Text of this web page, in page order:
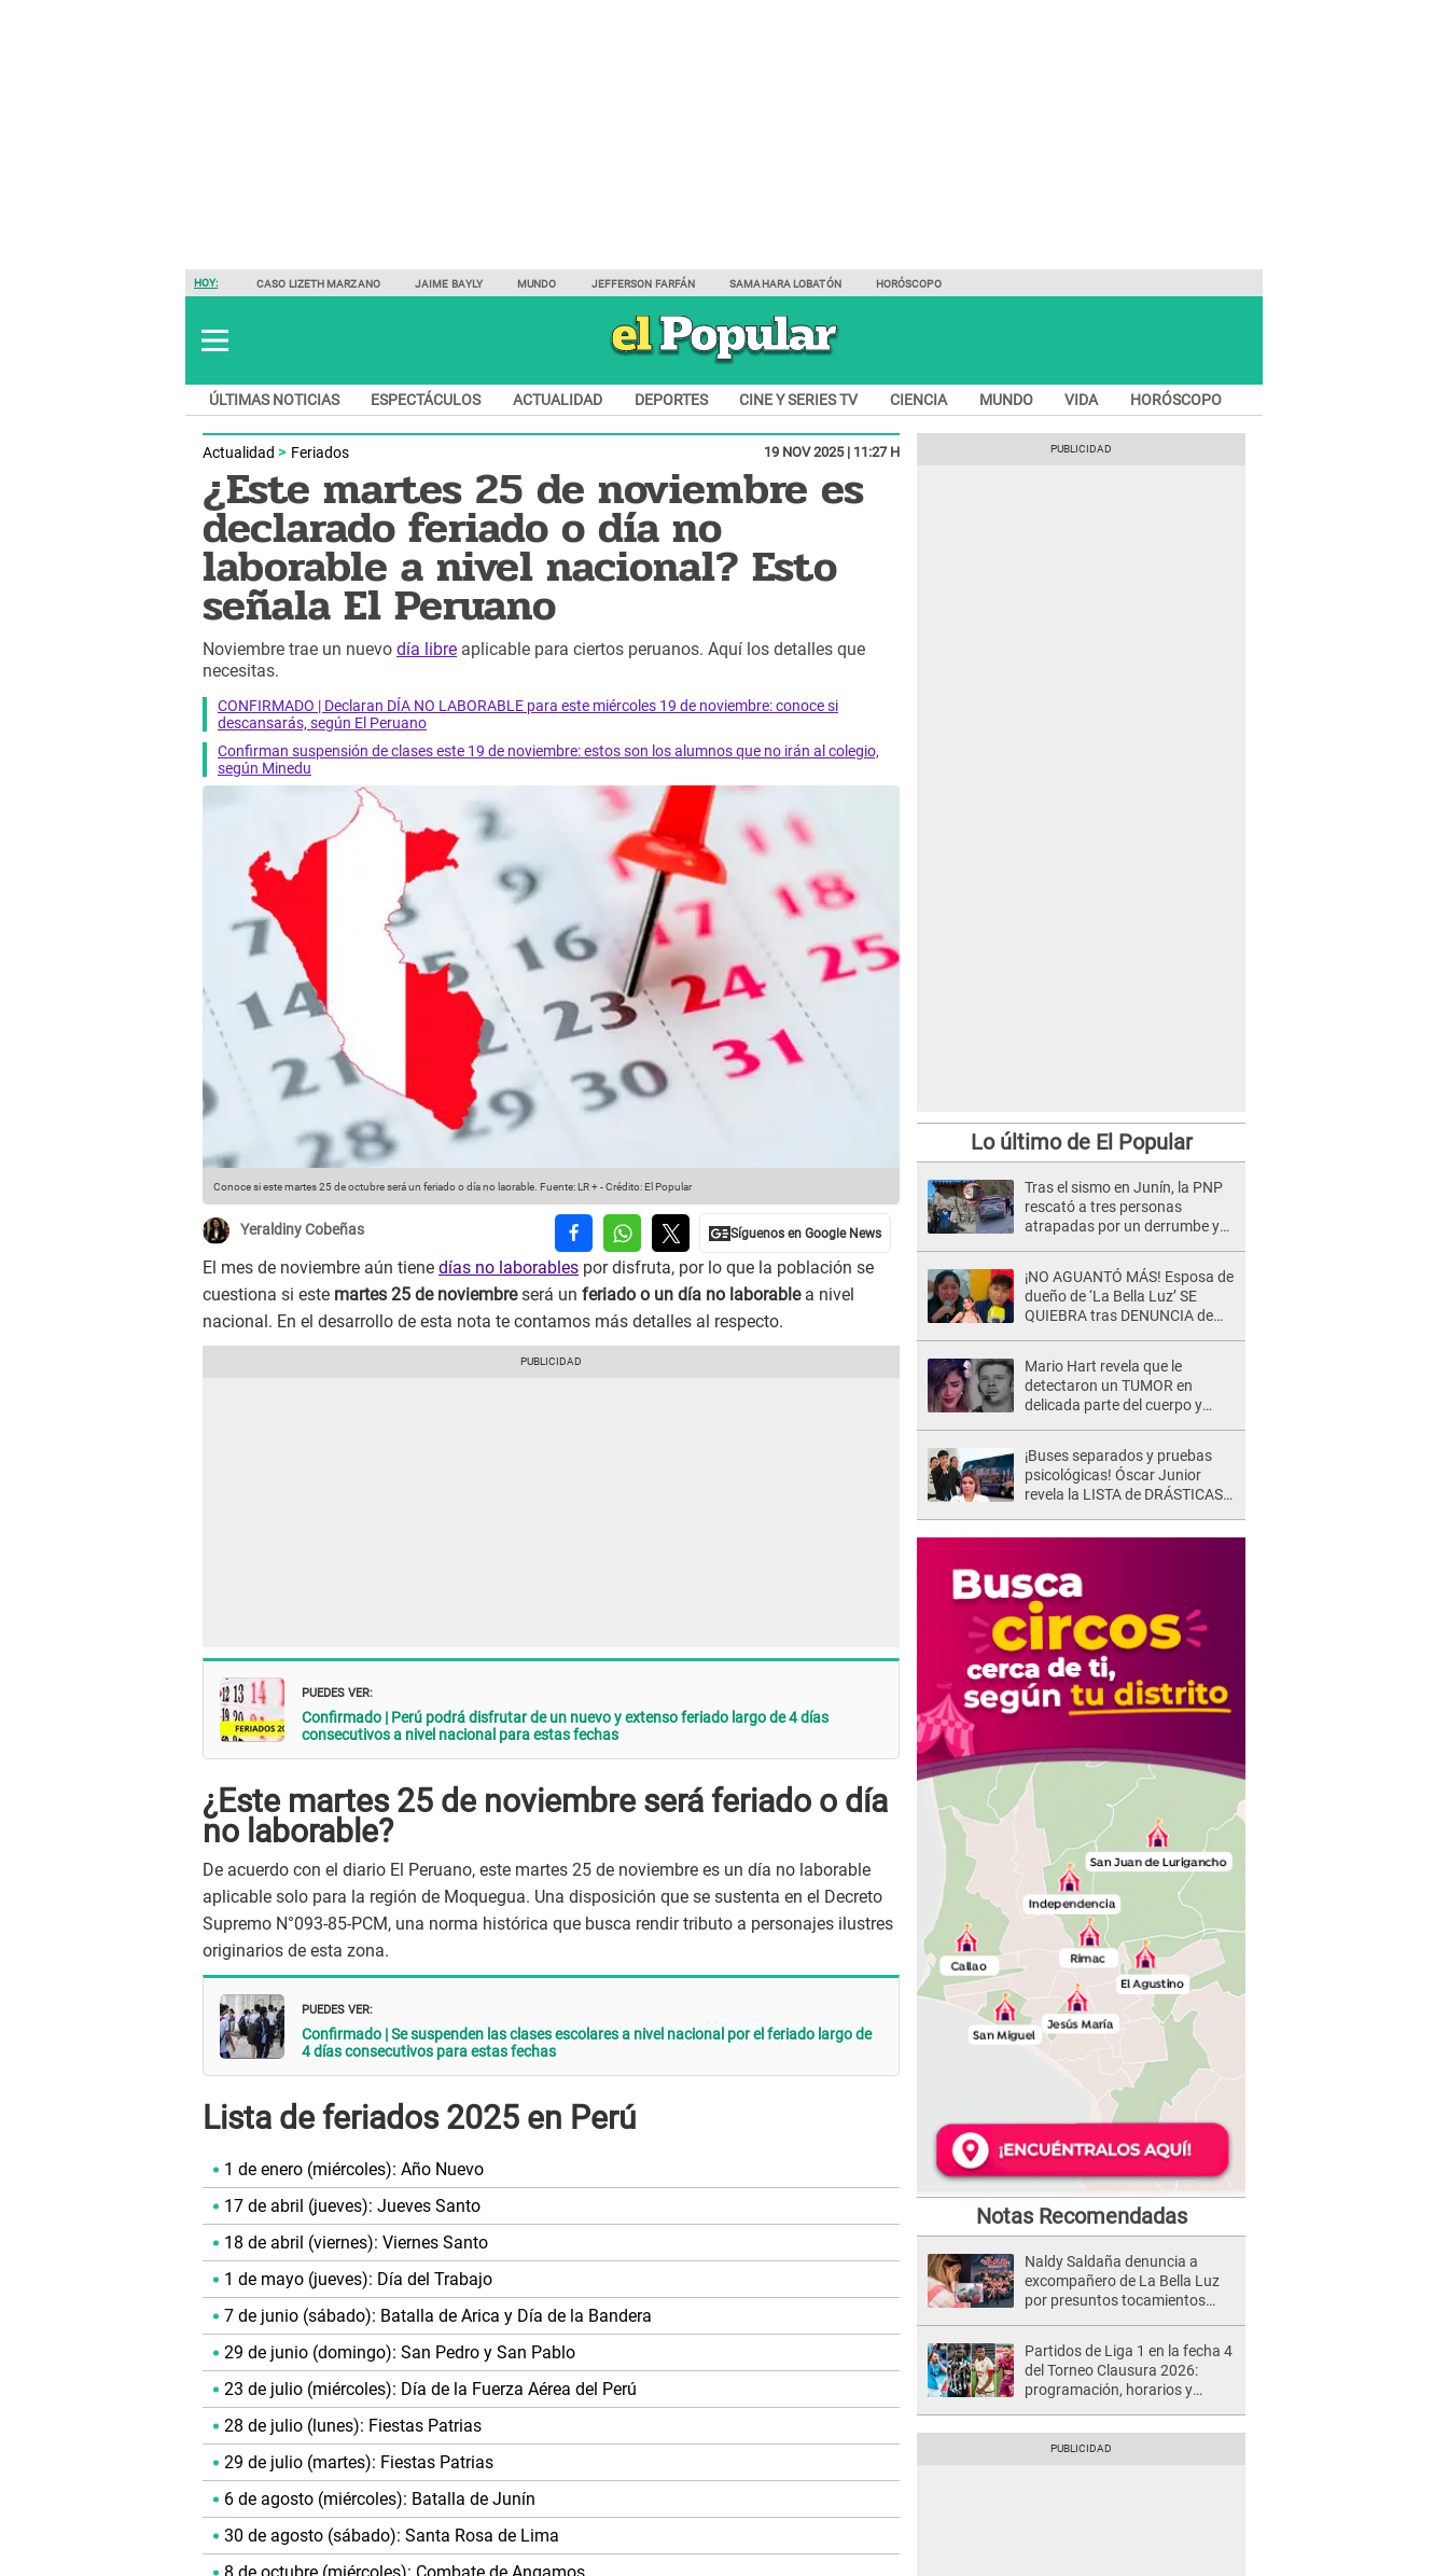
HOY: CASO LIZETH MARZANO JAIME BAYLY MUNDO JEFFERSON FARFÁN SAMAHARA LOBATÓN HORÓSCOPO
ÚLTIMAS NOTICIAS ESPECTÁCULOS ACTUALIDAD DEPORTES CINE Y SERIES TV CIENCIA MUNDO VIDA HORÓSCOPO
Actualidad Feriados 19 NOV 2025 | 11:27 H
¿Este martes 25 de noviembre es
declarado feriado o día no
laborable a nivel nacional? Esto
señala El Peruano
Noviembre trae un nuevo día libre aplicable para ciertos peruanos. Aquí los detalles que
necesitas.
CONFIRMADO | Declaran DÍA NO LABORABLE para este miércoles 19 de noviembre: conoce si
descansarás, según El Peruano
Confirman suspensión de clases este 19 de noviembre: estos son los alumnos que no irán al colegio,
según Minedu
Conoce si este martes 25 de octubre será un feriado o día no laorable. Fuente: LR +-Crédito: El Popular
Yeraldiny Cobeñas
El mes de noviembre aún tiene días no laborables por disfruta, por lo que la población se
cuestiona si este martes 25 de noviembreserá un feriado o un día no laborable a nivel
nacional. En el desarrollo de esta nota te contamos más detalles al respecto.
PUEDES VER:
Confirmado | Perú podrá disfrutar de un nuevo y extenso feriado largo de 4 días
consecutivos a nivel nacional para estas fechas
¿Este martes 25 de noviembre será feriado o día
no laborable?
De acuerdo con el diario El Peruano, este martes 25 de noviembre es un día no laborable
aplicable solo para la región de Moquegua. Una disposición que se sustenta en el Decreto
Supremo N°093-85-PCM, una norma histórica que busca rendir tributo a personajes ilustres
originarios de esta zona.
PUEDES VER:
Confirmado | Se suspenden las clases escolares a nivel nacional por el feriado largo de
4 días consecutivos para estas fechas
Lista de feriados 2025 en Perú
1 de enero (miércoles): Año Nuevo
17 de abril (jueves): Jueves Santo
18 de abril (viernes): Viernes Santo
1 de mayo (jueves): Día del Trabajo
7 de junio (sábado): Batalla de Arica y Día de la Bandera
29 de junio (domingo): San Pedro y San Pablo
23 de julio (miércoles): Día de la Fuerza Aérea del Perú
28 de julio (lunes): Fiestas Patrias
29 de julio (martes): Fiestas Patrias
6 de agosto (miércoles): Batalla de Junín
30 de agosto (sábado): Santa Rosa de Lima
Lo último de El Popular
Tras el sismo en Junín, la PNP
rescató a tres personas
atrapadas por un derrumbe y
¡NO AGUANTÓ MÁS! Esposa de
dueño de ‘La Bella Luz’ SE
QUIEBRA tras DENUNCIA de
Mario Hart revela que le
detectaron un TUMOR en
delicada parte del cuerpo y
¡Buses separados y pruebas
psicológicas! Óscar Junior
revela la LISTA de DRÁSTICAS
Notas Recomendadas
Naldy Saldaña denuncia a
excompañero de La Bella Luz
por presuntos tocamientos
Partidos de Liga 1 en la fecha 4
del Torneo Clausura 2026:
programación, horarios y